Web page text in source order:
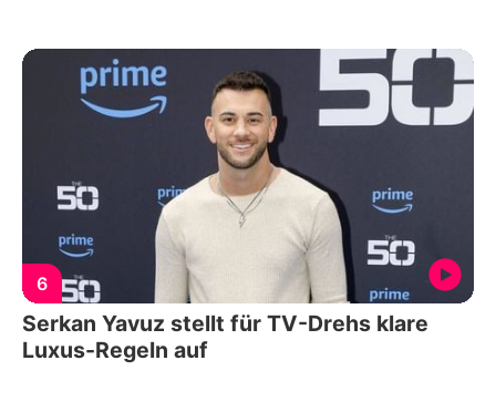
6
Serkan Yavuz stellt für TV-Drehs klare
Luxus-Regeln auf